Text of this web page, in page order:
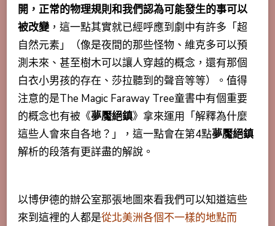
開，正常的物理規則和我們認為可能發生的事可以
被改變，這一點其實就已經呼應到劇中有許多「超
自然元素」（像是夜間的那些怪物、維克多可以預
測未來、甚至樹木可以讓人穿越的概念，還有那個
白衣小男孩的存在、莎拉聽到的聲音等等）。值得
注意的是The Magic Faraway Tree童書中有個重要
的概念也有被《夢魘絕鎮》拿來運用「解釋為什麼
這些人會來自各地？ 」，這一點會在第4點夢魘絕鎮
解析的段落有更詳盡的解說。
以博伊德的辦公室那張地圖來看我們可以知道這些
來到這裡的人都是從北美洲各個不一樣的地點而